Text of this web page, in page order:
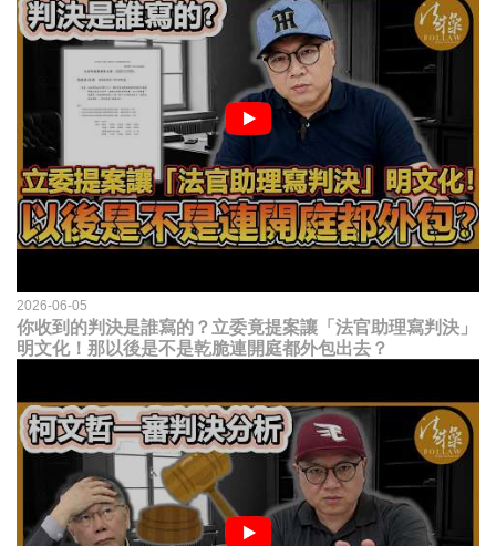
2026-06-05
你收到的判決是誰寫的？立委竟提案讓「法官助理寫判決」
明文化！那以後是不是乾脆連開庭都外包出去？